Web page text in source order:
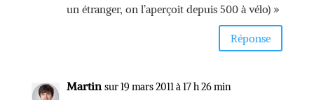
un étranger, on l’aperçoit depuis 500 à vélo) »
Réponse
Martin sur 19 mars 2011 à 17 h 26 min